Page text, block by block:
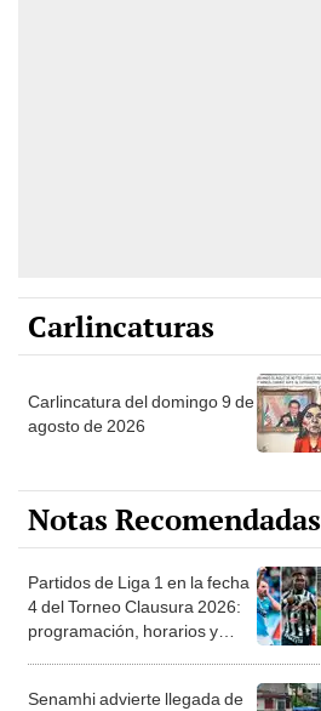
Carlincaturas
Carlincatura del domingo 9 de
agosto de 2026
Notas Recomendadas
Partidos de Liga 1 en la fecha
4 del Torneo Clausura 2026:
programación, horarios y
Senamhi advierte llegada de